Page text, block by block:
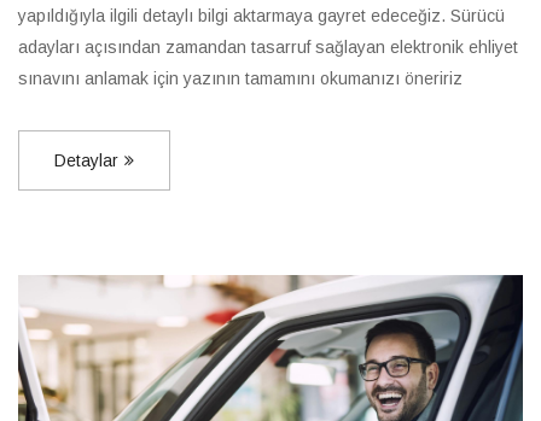
yapıldığıyla ilgili detaylı bilgi aktarmaya gayret edeceğiz. Sürücü
adayları açısından zamandan tasarruf sağlayan elektronik ehliyet
sınavını anlamak için yazının tamamını okumanızı öneririz
Detaylar